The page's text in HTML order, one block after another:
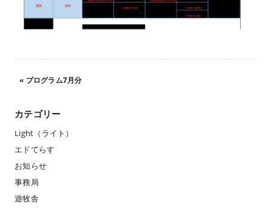
« プログラム7月分
カテゴリー
Light（ライト）
エドてらす
お知らせ
事務局
遊牧舎